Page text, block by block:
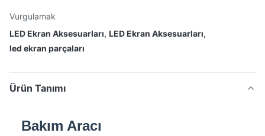
Vurgulamak
LED Ekran Aksesuarları, LED Ekran Aksesuarları,
led ekran parçaları
Ürün Tanımı
Bakım Aracı